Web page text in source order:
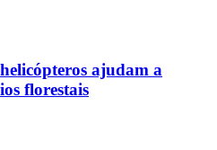
ajudam a
florestais